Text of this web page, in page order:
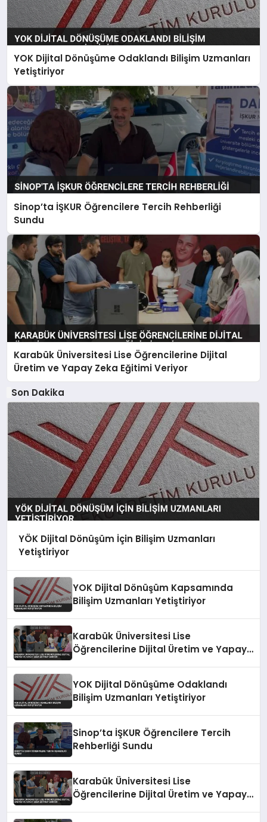
YOK Dijital Dönüşüme Odaklandı Bilişim Uzmanları
Yetiştiriyor
Sinop’ta İŞKUR Öğrencilere Tercih Rehberliği
Sundu
Karabük Üniversitesi Lise Öğrencilerine Dijital
Üretim ve Yapay Zeka Eğitimi Veriyor
Son Dakika
YÖK Dijital Dönüşüm İçin Bilişim Uzmanları
Yetiştiriyor
YOK Dijital Dönüşüm Kapsamında
Bilişim Uzmanları Yetiştiriyor
Karabük Üniversitesi Lise
Öğrencilerine Dijital Üretim ve Yapay
YOK Dijital Dönüşüme Odaklandı
Bilişim Uzmanları Yetiştiriyor
Sinop’ta İŞKUR Öğrencilere Tercih
Rehberliği Sundu
Karabük Üniversitesi Lise
Öğrencilerine Dijital Üretim ve Yapay